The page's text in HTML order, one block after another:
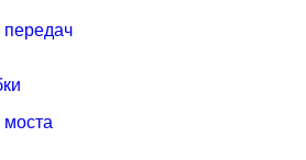
моста